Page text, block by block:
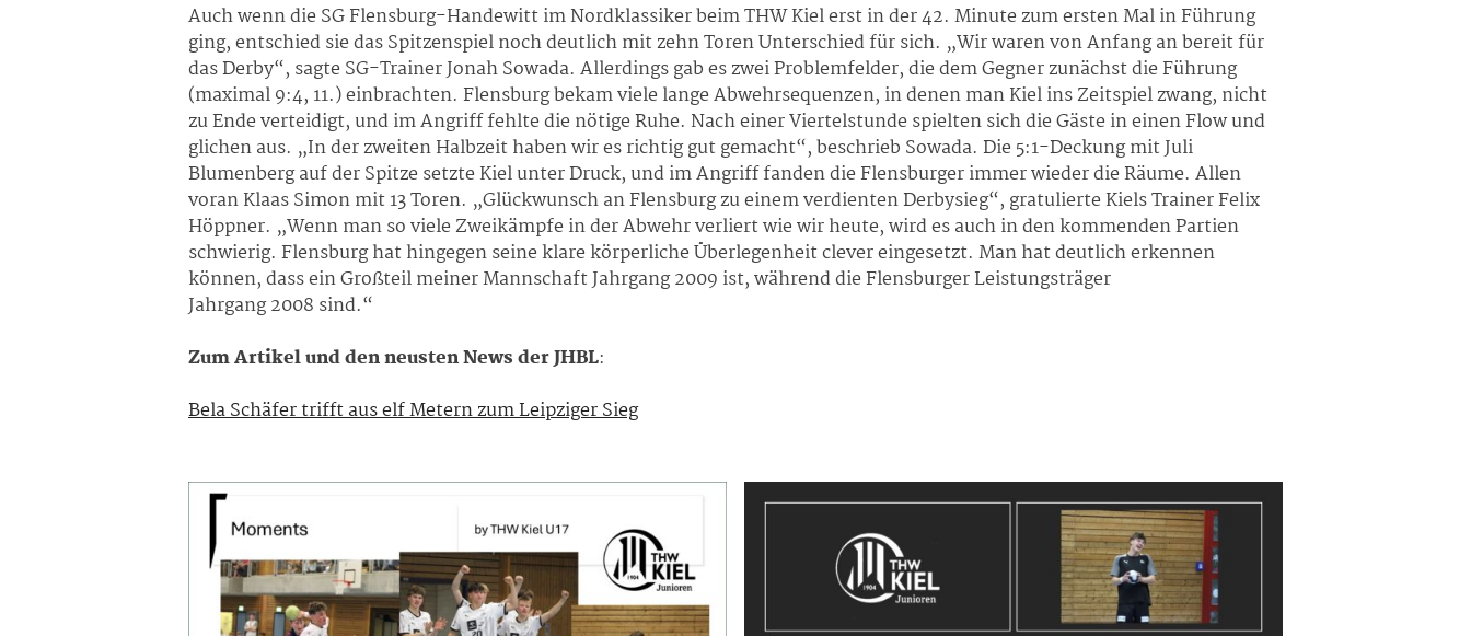
Auch wenn die SG Flensburg-Handewitt im Nordklassiker beim THW Kiel erst in der 42. Minute zum ersten Mal in Führung
ging, entschied sie das Spitzenspiel noch deutlich mit zehn Toren Unterschied für sich. „Wir waren von Anfang an bereit für
das Derby“, sagte SG-Trainer Jonah Sowada. Allerdings gab es zwei Problemfelder, die dem Gegner zunächst die Führung
(maximal 9:4, 11.) einbrachten. Flensburg bekam viele lange Abwehrsequenzen, in denen man Kiel ins Zeitspiel zwang, nicht
zu Ende verteidigt, und im Angriff fehlte die nötige Ruhe. Nach einer Viertelstunde spielten sich die Gäste in einen Flow und
glichen aus. „In der zweiten Halbzeit haben wir es richtig gut gemacht“, beschrieb Sowada. Die 5:1-Deckung mit Juli
Blumenberg auf der Spitze setzte Kiel unter Druck, und im Angriff fanden die Flensburger immer wieder die Räume. Allen
voran Klaas Simon mit 13 Toren. „Glückwunsch an Flensburg zu einem verdienten Derbysieg“, gratulierte Kiels Trainer Felix
Höppner. „Wenn man so viele Zweikämpfe in der Abwehr verliert wie wir heute, wird es auch in den kommenden Partien
schwierig. Flensburg hat hingegen seine klare körperliche Überlegenheit clever eingesetzt. Man hat deutlich erkennen
können, dass ein Großteil meiner Mannschaft Jahrgang 2009 ist, während die Flensburger Leistungsträger
Jahrgang 2008 sind.“
Zum Artikel und den neusten News der JHBL:
Bela Schäfer trifft aus elf Metern zum Leipziger Sieg